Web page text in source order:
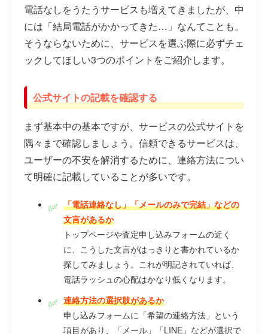
電話なしをうたうサービスも増えてきましたが、中
には「結局電話がかかってきた…」なんてことも。
そうならないために、サービスを選ぶ際に必ずチェ
ックしてほしい3つのポイントをご紹介します。
公式サイトの記載を確認する
まず基本中の基本ですが、サービスの公式サイトを
隅々まで確認しましょう。信頼できるサービスは、
ユーザーの不安を解消するために、連絡方法につい
て明確に記載していることが多いです。
「電話連絡なし」「メールのみで完結」などの
文言があるか
トップページや査定申し込みフォームの近く
に、こうした文言がはっきりと書かれているか
探してみましょう。これが明記されていれば、
電話ラッシュの心配はかなり低くなります。
連絡方法の選択肢があるか
申し込みフォームに「希望の連絡方法」という
項目があり、「メール」「LINE」などが選択で